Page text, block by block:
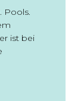
Pools.
ist bei